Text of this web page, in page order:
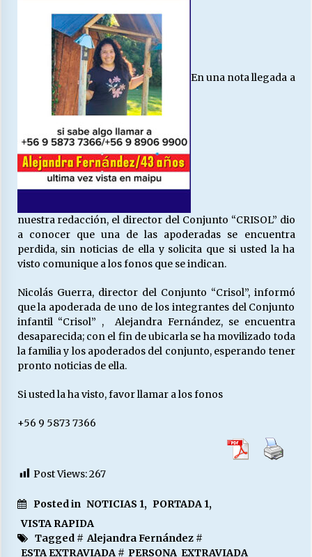
MUNICIPALIDAD, TRABAJADORES, CLIMA
LABORAL:
13/07/2026
Escuela hospitalaria El Carmen de Maipu.
25/06/2026
¿Qué habrían dicho?
23/06/2026
VOLVER A SER ALTERNATIVA
16/06/2026
MUNICIPALIDADES, HONORARIOS, DESPIDOS
28/05/2026
Releyendo la Rerum Novarum a 135 años. “La
cuestión social hoy”.
18/04/2026
Chile y sus segmentos de la riqueza
En una nota llegada a
nuestra redacción, el director del Conjunto “CRISOL” dio
a conocer que una de las apoderadas se encuentra
perdida, sin noticias de ella y solicita que si usted la ha
visto comunique a los fonos que se indican.
Nicolás Guerra, director del Conjunto “Crisol”, informó
que la apoderada de uno de los integrantes del Conjunto
infantil “Crisol” , Alejandra Fernández, se encuentra
desaparecida; con el fin de ubicarla se ha movilizado toda
la familia y los apoderados del conjunto, esperando tener
pronto noticias de ella.
Si usted la ha visto, favor llamar a los fonos
+56 9 5873 7366
Post Views:267
Posted in NOTICIAS 1, PORTADA 1,
VISTA RAPIDA
Tagged # Alejandra Fernández#
ESTA EXTRAVIADA# PERSONA EXTRAVIADA